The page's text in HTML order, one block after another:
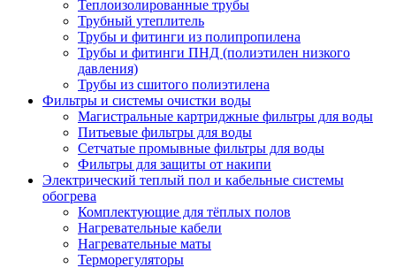
Теплоизолированные трубы
Трубный утеплитель
Трубы и фитинги из полипропилена
Трубы и фитинги ПНД (полиэтилен низкого
давления)
Трубы из сшитого полиэтилена
Фильтры и системы очистки воды
Магистральные картриджные фильтры для воды
Питьевые фильтры для воды
Сетчатые промывные фильтры для воды
Фильтры для защиты от накипи
Электрический теплый пол и кабельные системы
обогрева
Комплектующие для тёплых полов
Нагревательные кабели
Нагревательные маты
Терморегуляторы